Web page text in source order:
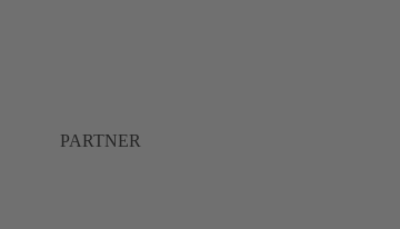
PARTNER